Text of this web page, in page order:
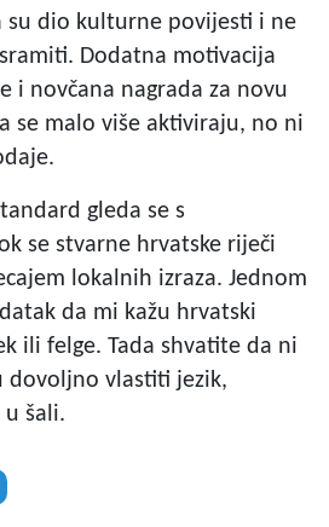
su dio kulturne povijesti i ne
Dodatna motivacija
i novčana nagrada za novu
se malo više aktiviraju, no ni
gleda se s
se stvarne hrvatske riječi
lokalnih izraza. Jednom
da mi kažu hrvatski
ili felge. Tada shvatite da ni
vlastiti jezik,
u šali.